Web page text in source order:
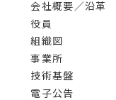
会社概要／沿革
役員
組織図
事業所
技術基盤
電子公告